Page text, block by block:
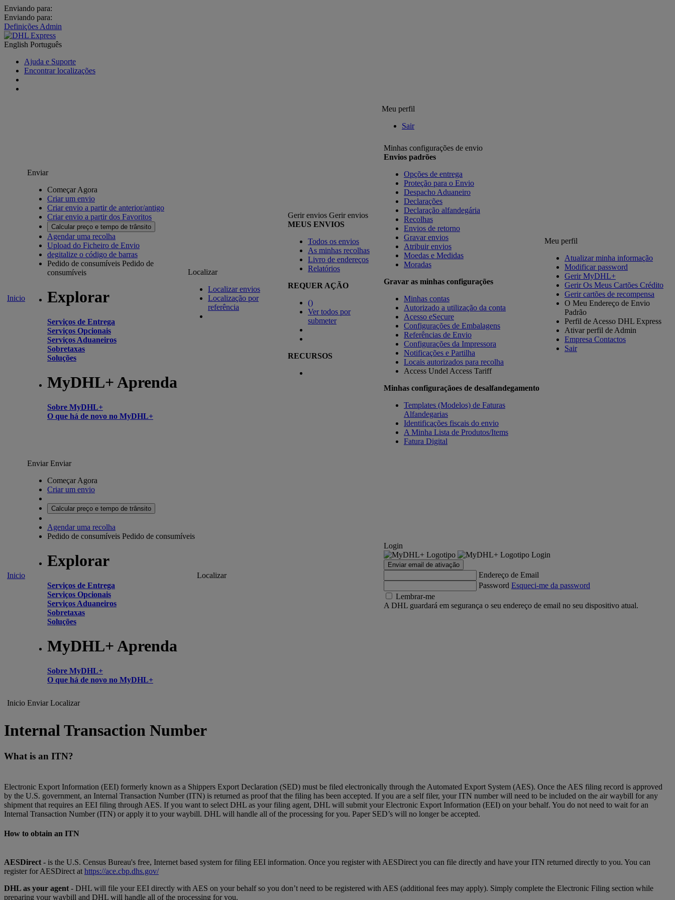
Enviando para:
Enviando para:
Definições Admin
English Português
Ajuda e Suporte
Encontrar localizações
Meu perfil
Sair
Inicio
Enviar
Começar Agora
Criar um envio
Criar envio a partir de anterior/antigo
Criar envio a partir dos Favoritos
Calcular preço e tempo de trânsito
Agendar uma recolha
Upload do Ficheiro de Envio
degitalize o código de barras
Pedido de consumíveis Pedido de
consumíveis
Explorar
Serviços de Entrega
Serviços Opcionais
Serviços Aduaneiros
Sobretaxas
Soluções
MyDHL+ Aprenda
Sobre MyDHL+
O que há de novo no MyDHL+
Localizar
Localizar envios
Localização por
referência
Gerir envios Gerir envios
MEUS ENVIOS
Todos os envios
As minhas recolhas
Livro de endereços
Relatórios
REQUER AÇÃO
()
Ver todos por
submeter
RECURSOS
Minhas configurações de envio
Envios padrões
Opções de entrega
Proteção para o Envio
Despacho Aduaneiro
Declarações
Declaração alfandegária
Recolhas
Envios de retorno
Gravar envios
Atribuir envios
Moedas e Medidas
Moradas
Gravar as minhas configurações
Minhas contas
Autorizado a utilização da conta
Acesso eSecure
Configurações de Embalagens
Referências de Envio
Configurações da Impressora
Notificações e Partilha
Locais autorizados para recolha
Access Undel Access Tariff
Minhas configuraçãoes de desalfandegamento
Templates (Modelos) de Faturas
Alfandegarias
Identificações fiscais do envio
A Minha Lista de Produtos/Items
Fatura Digital
Meu perfil
Atualizar minha informação
Modificar password
Gerir MyDHL+
Gerir Os Meus Cartões Crédito
Gerir cartões de recompensa
O Meu Endereço de Envio
Padrão
Perfil de Acesso DHL Express
Ativar perfil de Admin
Empresa Contactos
Sair
Inicio
EnviarEnviar
Começar Agora
Criar um envio
Calcular preço e tempo de trânsito
Agendar uma recolha
Pedido de consumíveis Pedido de consumíveis
Explorar
Serviços de Entrega
Serviços Opcionais
Serviços Aduaneiros
Sobretaxas
Soluções
MyDHL+ Aprenda
Sobre MyDHL+
O que há de novo no MyDHL+
Localizar
Login
Login
Enviar email de ativação
Endereço de Email
Password Esqueci-me da password
Lembrar-me
A DHL guardará em segurança o seu endereço de email no seu dispositivo atual.
Inicio Enviar Localizar
Internal Transaction Number
What is an ITN?
Electronic Export Information (EEI) formerly known as a Shippers Export Declaration (SED) must be filed electronically through the Automated Export System (AES). Once the AES filing record is approved
by the U.S. government, an Internal Transaction Number (ITN) is returned as proof that the filing has been accepted. If you are a self filer, your ITN number will need to be included on the air waybill for any
shipment that requires an EEI filing through AES. If you want to select DHL as your filing agent, DHL will submit your Electronic Export Information (EEI) on your behalf. You do not need to wait for an
Internal Transaction Number (ITN) or apply it to your waybill. DHL will handle all of the processing for you. Paper SED’s will no longer be accepted.
How to obtain an ITN
AESDirect - is the U.S. Census Bureau's free, Internet based system for filing EEI information. Once you register with AESDirect you can file directly and have your ITN returned directly to you. You can
register for AESDirect at https://ace.cbp.dhs.gov/
DHL as your agent - DHL will file your EEI directly with AES on your behalf so you don’t need to be registered with AES (additional fees may apply). Simply complete the Electronic Filing section while
preparing your waybill and DHL will handle all of the processing for you.